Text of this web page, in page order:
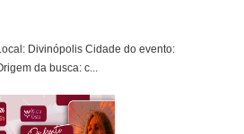
Divinópolis Cidade do evento:
da busca: c...